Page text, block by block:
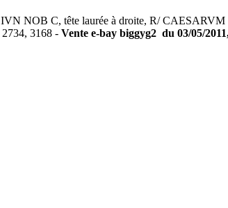
NOB C, tête laurée à droite, R/ CAESARVM
3168 - Vente e-bay biggyg2 du 03/05/